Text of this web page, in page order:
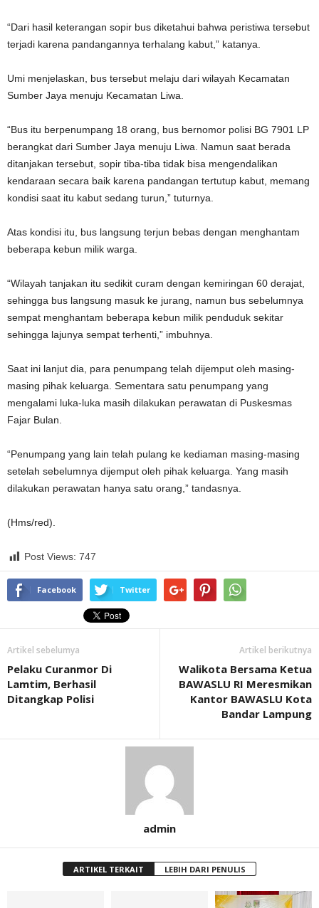
“Dari hasil keterangan sopir bus diketahui bahwa peristiwa tersebut
terjadi karena pandangannya terhalang kabut,” katanya.
Umi menjelaskan, bus tersebut melaju dari wilayah Kecamatan
Sumber Jaya menuju Kecamatan Liwa.
“Bus itu berpenumpang 18 orang, bus bernomor polisi BG 7901 LP
berangkat dari Sumber Jaya menuju Liwa. Namun saat berada
ditanjakan tersebut, sopir tiba-tiba tidak bisa mengendalikan
kendaraan secara baik karena pandangan tertutup kabut, memang
kondisi saat itu kabut sedang turun,” tuturnya.
Atas kondisi itu, bus langsung terjun bebas dengan menghantam
beberapa kebun milik warga.
“Wilayah tanjakan itu sedikit curam dengan kemiringan 60 derajat,
sehingga bus langsung masuk ke jurang, namun bus sebelumnya
sempat menghantam beberapa kebun milik penduduk sekitar
sehingga lajunya sempat terhenti,” imbuhnya.
Saat ini lanjut dia, para penumpang telah dijemput oleh masing-
masing pihak keluarga. Sementara satu penumpang yang
mengalami luka-luka masih dilakukan perawatan di Puskesmas
Fajar Bulan.
“Penumpang yang lain telah pulang ke kediaman masing-masing
setelah sebelumnya dijemput oleh pihak keluarga. Yang masih
dilakukan perawatan hanya satu orang,” tandasnya.
(Hms/red).
Post Views: 747
Facebook Twitter
Artikel sebelumya
Pelaku Curanmor Di
Lamtim, Berhasil
Ditangkap Polisi
Artikel berikutnya
Walikota Bersama Ketua
BAWASLU RI Meresmikan
Kantor BAWASLU Kota
Bandar Lampung
admin
ARTIKEL TERKAIT LEBIH DARI PENULIS